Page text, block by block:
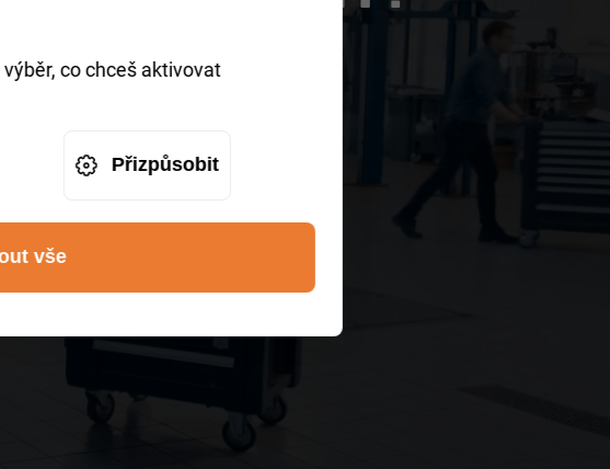
co
co chceš aktivovat
Přizpůsobit
vše